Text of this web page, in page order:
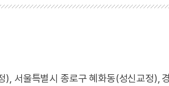
), 서울특별시 종로구 혜화동(성신교정),